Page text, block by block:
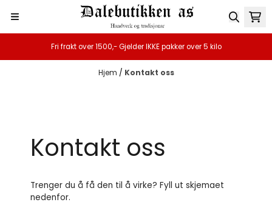
Hopp til innhold
Fri frakt over 1500,- Gjelder IKKE pakker over 5 kilo
Hjem / Kontakt oss
Kontakt oss
Trenger du å få den til å virke? Fyll ut skjemaet
nedenfor.